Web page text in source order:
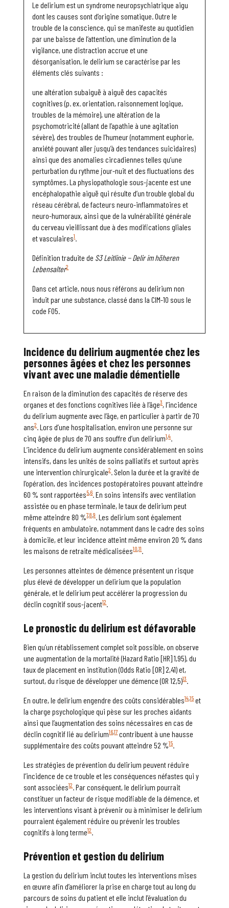
Le delirium est un syndrome neuropsychiatrique aigu
dont les causes sont d’origine somatique. Outre le
trouble de la conscience, qui se manifeste au quotidien
par une baisse de l’attention, une diminution de la
vigilance, une distraction accrue et une
désorganisation, le delirium se caractérise par les
éléments clés suivants :
une altération subaiguë à aiguë des capacités
cognitives (p. ex. orientation, raisonnement logique,
troubles de la mémoire), une altération de la
psychomotricité (allant de l’apathie à une agitation
sévère), des troubles de l’humeur (notamment euphorie,
anxiété pouvant aller jusqu’à des tendances suicidaires)
ainsi que des anomalies circadiennes telles qu’une
perturbation du rythme jour-nuit et des fluctuations des
symptômes. La physiopathologie sous-jacente est une
encéphalopathie aiguë qui résulte d’un trouble global du
réseau cérébral, de facteurs neuro-inflammatoires et
neuro-humoraux, ainsi que de la vulnérabilité générale
du cerveau vieillissant due à des modifications gliales
et vasculaires1.
Définition traduite de S3 Leitlinie −Delir im höheren
Lebensalter2
Dans cet article, nous nous référons au delirium non
induit par une substance, classé dans la CIM-10 sous le
code F05.
Incidence dudeliriumaugmentée chez les
personnes âgées et chez les personnes
vivant avec une maladie démentielle
En raison de la diminution des capacités de réserve des
organes et des fonctions cognitives liée à l’âge3, l’incidence
du delirium augmente avec l’âge, en particulier à partir de 70
ans2. Lors d’une hospitalisation, environ une personne sur
cinq âgée de plus de 70 ans souffre d’un delirium1,4.
L’incidence du delirium augmente considérablement en soins
intensifs, dans les unités de soins palliatifs et surtout après
une intervention chirurgicale2. Selon la durée et la gravité de
l’opération, des incidences postopératoires pouvant atteindre
60 % sont rapportées5,6. En soins intensifs avec ventilation
assistée ou en phase terminale, le taux de delirium peut
même atteindre 80 %7,8,9. Les delirium sont également
fréquents en ambulatoire, notamment dans le cadre des soins
à domicile, et leur incidence atteint même environ 20 % dans
les maisons de retraite médicalisées10,11.
Les personnes atteintes de démence présentent un risque
plus élevé de développer un delirium que la population
générale, et le delirium peut accélérer la progression du
déclin cognitif sous-jacent12.
Le pronostic dudeliriumest défavorable
Bien qu’un rétablissement complet soit possible, on observe
une augmentation de la mortalité (Hazard Ratio [HR] 1,95), du
taux de placement en institution (Odds Ratio [OR] 2,41) et,
surtout, du risque de développer une démence (OR 12,5)13.
En outre, le delirium engendre des coûts considérables14,15et
la charge psychologique qui pèse sur les proches aidants
ainsi que l’augmentation des soins nécessaires en cas de
déclin cognitif lié au delirium16,17contribuent à une hausse
supplémentaire des coûts pouvant atteindre 52 %15.
Les stratégies de prévention du delirium peuvent réduire
l’incidence de ce trouble et les conséquences néfastes qui y
sont associées12. Par conséquent, le delirium pourrait
constituer un facteur de risque modifiable de la démence, et
les interventions visant à prévenir ou à minimiser le delirium
pourraient également réduire ou prévenir les troubles
cognitifs à long terme12.
Prévention et gestion dudelirium
La gestion du delirium inclut toutes les interventions mises
en œuvre afin d’améliorer la prise en charge tout au long du
parcours de soins du patient et elle inclut l’évaluation du